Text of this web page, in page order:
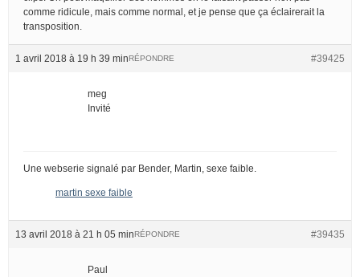
comme ridicule, mais comme normal, et je pense que ça éclairerait la
transposition.
1 avril 2018 à 19 h 39 min #39425
RÉPONDRE
meg
Invité
Une webserie signalé par Bender, Martin, sexe faible.
martin sexe faible
13 avril 2018 à 21 h 05 min #39435
RÉPONDRE
Paul